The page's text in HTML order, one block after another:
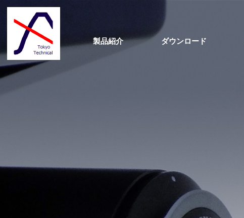
製品紹介 ダウンロード